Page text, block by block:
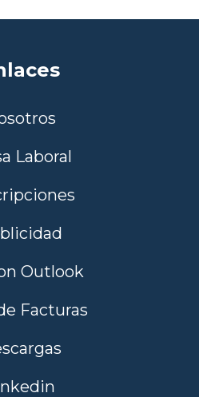
Laboral
Outlook
Facturas